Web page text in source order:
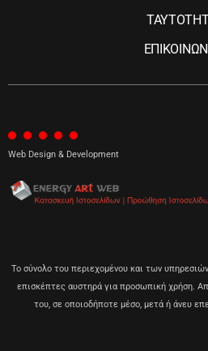
Web Design & Development
Το σύνολο του περιεχομένου και των
επισκέπτες αυστηρά για προσωπική χρήση.
του, σε οποιοδήποτε μέσο, μετά ή άνευ